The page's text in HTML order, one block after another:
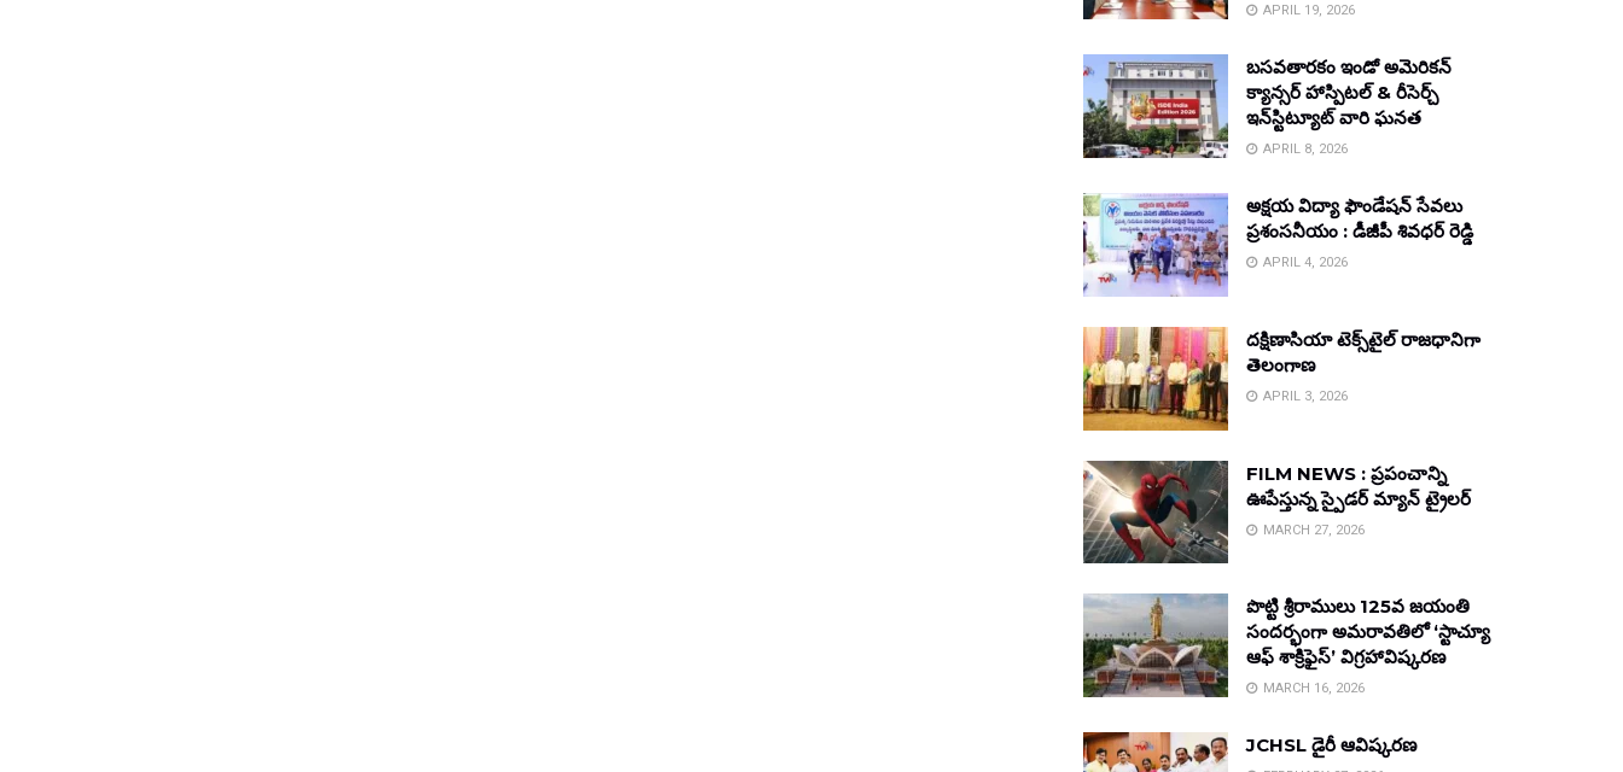
APRIL 19, 2026
బసవతారకం ఇండో అమెరికన్
క్యాన్సర్ హాస్పిటల్ & రీసెర్చ్
ఇన్‌స్టిట్యూట్ వారి ఘనత
APRIL 8, 2026
అక్షయ విద్యా ఫౌండేషన్ సేవలు
ప్రశంసనీయం : డీజీపీ శివధర్ రెడ్డి
APRIL 4, 2026
దక్షిణాసియా టెక్స్‌టైల్ రాజధానిగా
తెలంగాణ
APRIL 3, 2026
FILM NEWS : ప్రపంచాన్ని
ఊపేస్తున్న స్పైడర్ మ్యాన్ ట్రైలర్
MARCH 27, 2026
పొట్టి శ్రీరాములు 125వ జయంతి
సందర్భంగా అమరావతిలో ‘స్టాచ్యూ
ఆఫ్ శాక్రిఫైస్’ విగ్రహావిష్కరణ
MARCH 16, 2026
JCHSL డైరీ ఆవిష్కరణ